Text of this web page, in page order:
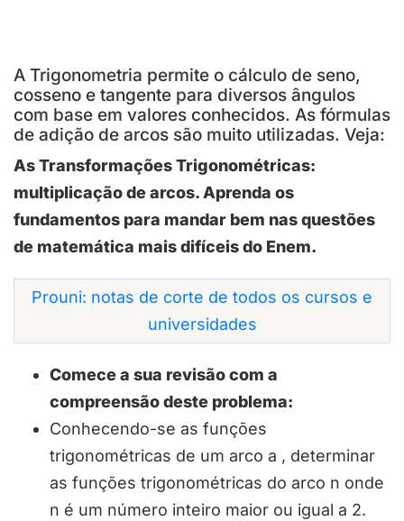
A Trigonometria permite o cálculo de seno,
cosseno e tangente para diversos ângulos
com base em valores conhecidos. As fórmulas
de adição de arcos são muito utilizadas. Veja:
As Transformações Trigonométricas:
multiplicação de arcos. Aprenda os
fundamentos para mandar bem nas questões
de matemática mais difíceis do Enem.
Prouni: notas de corte de todos os cursos e
universidades
Comece a sua revisão com a
compreensão deste problema:
Conhecendo-se as funções
trigonométricas de um arco a , determinar
as funções trigonométricas do arco n onde
n é um número inteiro maior ou igual a 2.